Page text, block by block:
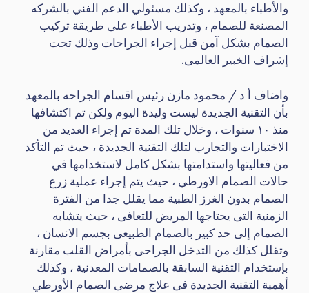
والأطباء بالمعهد ، وكذلك مسئولي الدعم الفني بالشركه
المصنعة للصمام ، وتدريب الأطباء على طريقة تركيب
الصمام بشكل آمن قبل إجراء الجراحات وذلك تحت
إشراف الخبير العالمى.
واضاف أ د / محمود مازن رئيس اقسام الجراحه بالمعهد
بأن التقنية الجديدة ليست وليدة اليوم ولكن تم اكتشافها
منذ ١٠ سنوات ، وخلال تلك المدة تم إجراء العديد من
الاختبارات والتجارب لتلك التقنية الجديدة ، حيث تم التأكد
من فعاليتها واستدامتها بشكل كامل لاستخدامها في
حالات الصمام الاورطي ، حيث يتم إجراء عملية زرع
الصمام بدون الغرز الطبية مما يقلل جدا من الفترة
الزمنية التى يحتاجها المريض للتعافى ، حيث يتشابه
الصمام إلى حد كبير بالصمام الطبيعى بجسم الانسان ،
وتقلل كذلك من التدخل الجراحى بأمراض القلب مقارنة
بإستخدام التقنية السابقة بالصمامات المعدنية ، وكذلك
أهمية التقنية الجديدة فى علاج مرضى الصمام الأورطي